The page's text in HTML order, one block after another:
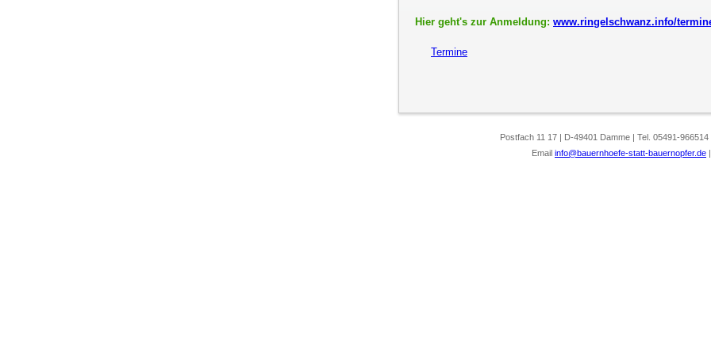
Hier geht's zur Anmeldung: www.ringelschwanz.info/
Termine
Postfach 11 17 | D-49401 Damme | Tel. 05491-
Email info@bauernhoefe-statt-bauernopfer.de